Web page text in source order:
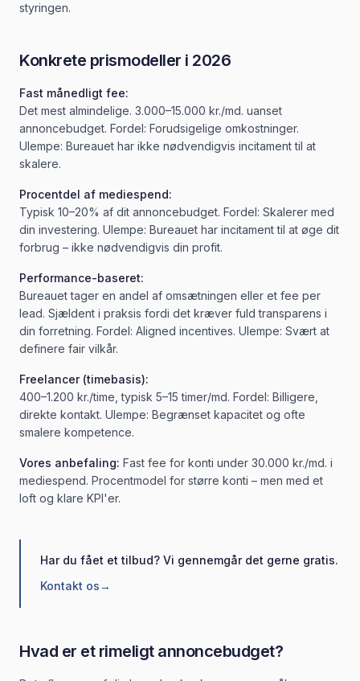
styringen.
Konkrete prismodeller i 2026
Fast månedligt fee:
Det mest almindelige. 3.000–15.000 kr./md. uanset
annoncebudget. Fordel: Forudsigelige omkostninger.
Ulempe: Bureauet har ikke nødvendigvis incitament til at
skalere.
Procentdel af mediespend:
Typisk 10–20% af dit annoncebudget. Fordel: Skalerer med
din investering. Ulempe: Bureauet har incitament til at øge dit
forbrug – ikke nødvendigvis din profit.
Performance-baseret:
Bureauet tager en andel af omsætningen eller et fee per
lead. Sjældent i praksis fordi det kræver fuld transparens i
din forretning. Fordel: Aligned incentives. Ulempe: Svært at
definere fair vilkår.
Freelancer (timebasis):
400–1.200 kr./time, typisk 5–15 timer/md. Fordel: Billigere,
direkte kontakt. Ulempe: Begrænset kapacitet og ofte
smalere kompetence.
Vores anbefaling: Fast fee for konti under 30.000 kr./md. i
mediespend. Procentmodel for større konti – men med et
loft og klare KPI'er.
Har du fået et tilbud? Vi gennemgår det gerne gratis.
Kontakt os→
Hvad er et rimeligt annoncebudget?